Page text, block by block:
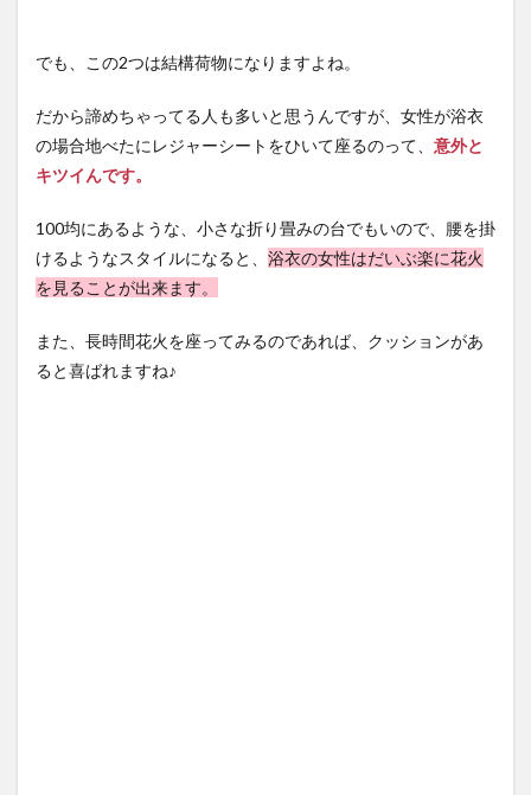
でも、この2つは結構荷物になりますよね。
だから諦めちゃってる人も多いと思うんですが、女性が浴衣
の場合地べたにレジャーシートをひいて座るのって、 意外と
キツイんです。
100均にあるような、小さな折り畳みの台でもいので、腰を掛
けるようなスタイルになると、 浴衣の女性はだいぶ楽に花火
を見ることが出来ます。
また、長時間花火を座ってみるのであれば、クッションがあ
ると喜ばれますね♪